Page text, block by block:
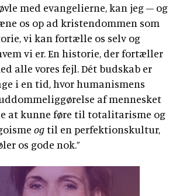
med evangelierne, kan jeg – og
os op ad kristendommen som
vi kan fortælle os selv og
vi er. En historie, der fortæller
alle vores fejl. Dét budskab er
i en tid, hvor humanismens
af mennesket
at kunne føre til totalitarisme og
ogtil en perfektionskultur,
os gode nok.”